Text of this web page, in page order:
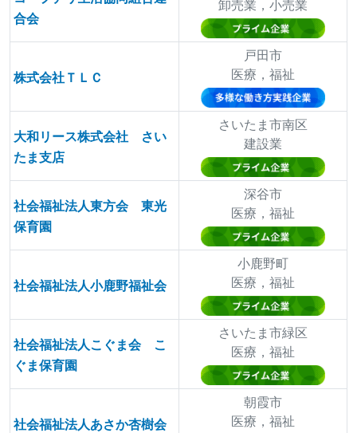
合会
卸売業，小売業
株式会社ＴＬＣ
戸田市
医療，福祉
大和リース株式会社 さい
たま支店
さいたま市南区
建設業
社会福祉法人東方会 東光
保育園
深谷市
医療，福祉
社会福祉法人小鹿野福祉会
小鹿野町
医療，福祉
社会福祉法人こぐま会 こ
ぐま保育園
さいたま市緑区
医療，福祉
社会福祉法人あさか杏樹会
朝霞市
医療，福祉